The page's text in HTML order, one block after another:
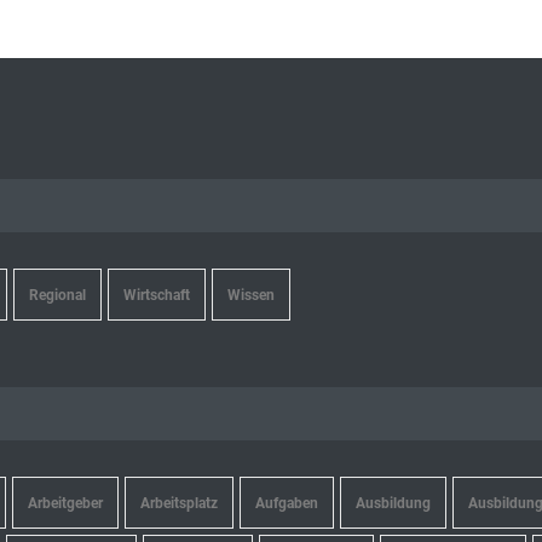
Regional Wirtschaft Wissen
Arbeitgeber Arbeitsplatz Aufgaben Ausbildung